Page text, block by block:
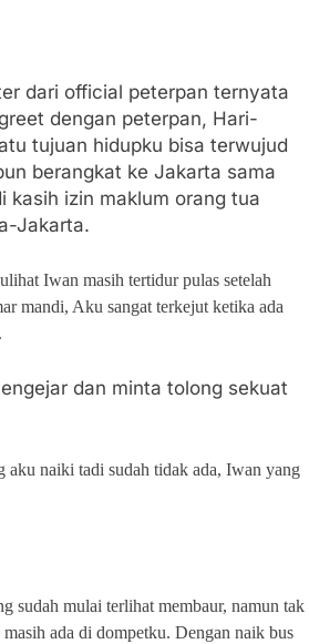
dari official peterpan ternyata
dengan peterpan, Hari-
tujuan hidupku bisa terwujud
berangkat ke Jakarta sama
kasih izin maklum orang tua
Jakarta.
Iwan masih tertidur pulas setelah
mandi, Aku sangat terkejut ketika ada
dan minta tolong sekuat
aku naiki tadi sudah tidak ada, Iwan yang
sudah mulai terlihat membaur, namun tak
ada di dompetku. Dengan naik bus